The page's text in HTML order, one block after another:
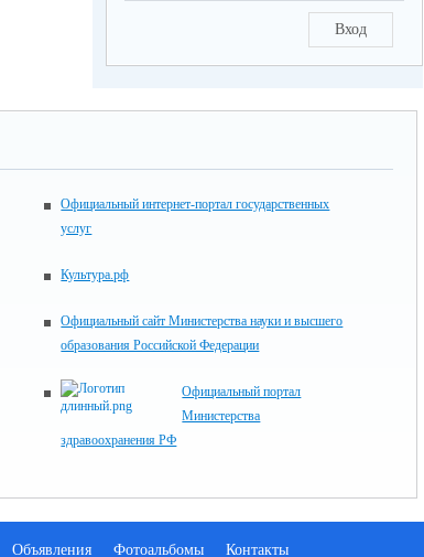
Вход
Официальный интернет-портал государственных
услуг
Культура.рф
Официальный сайт Министерства науки и высшего
образования Российской Федерации
Официальный портал
Министерства
здравоохранения РФ
Объявления Фотоальбомы Контакты